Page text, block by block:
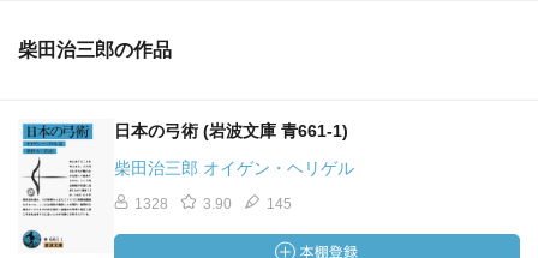
柴田治三郎の作品
日本の弓術 (岩波文庫 青661-1)
柴田治三郎 オイゲン・ヘリゲル
1328 3.90 145